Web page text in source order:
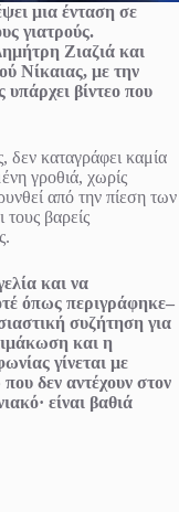
μια ένταση σε
γιατρούς.
Ζιαζιά και
Νίκαιας, με την
βίντεο που
δεν καταγράφει καμία
γροθιά, χωρίς
από την πίεση των
βαρείς
και να
όπως περιγράφηκε–
συζήτηση για
και η
γίνεται με
δεν αντέχουν στον
είναι βαθιά